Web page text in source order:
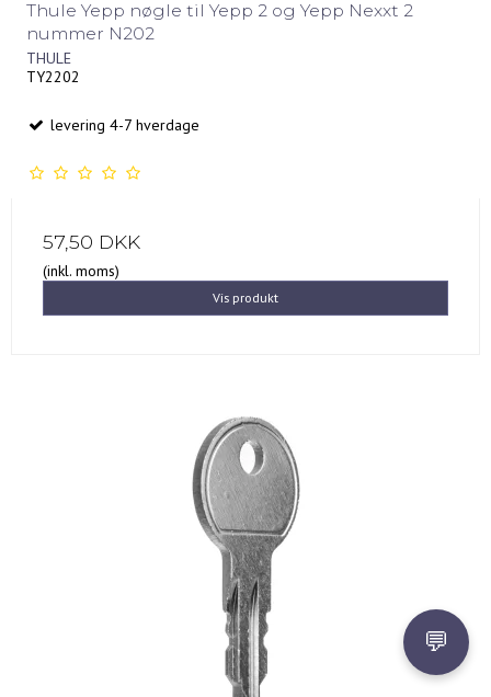
Thule Yepp nøgle til Yepp 2 og Yepp Nexxt 2
nummer N202
THULE
TY2202
levering 4-7 hverdage
57,50 DKK
(inkl. moms)
Vis produkt
💬